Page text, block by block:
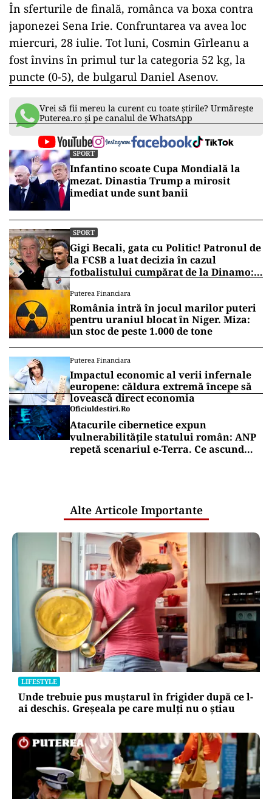
În sferturile de finală, românca va boxa contra
japonezei Sena Irie. Confruntarea va avea loc
miercuri, 28 iulie. Tot luni, Cosmin Gîrleanu a
fost învins în primul tur la categoria 52 kg, la
puncte (0-5), de bulgarul Daniel Asenov.
ad
Vrei să fii mereu la curent cu toate știrile? Urmărește
Puterea.ro și pe canalul de WhatsApp
SPORT
Infantino scoate Cupa Mondială la
mezat. Dinastia Trump a mirosit
imediat unde sunt banii
SPORT
Gigi Becali, gata cu Politic! Patronul de
la FCSB a luat decizia în cazul
fotbalistului cumpărat de la Dinamo:
un stoc de peste 1.000 de tone
Puterea Financiara
Impactul economic al verii infernale
europene: căldura extremă începe să
lovească direct economia
Oficiuldestiri.ro
Atacurile cibernetice expun
vulnerabilitățile statului român: ANP
repetă scenariul e‑Terra. Ce ascund
comunicările oficiale și cine răspunde
pentru mentenanța IT a instituțiilor
publice
Alte Articole Importante